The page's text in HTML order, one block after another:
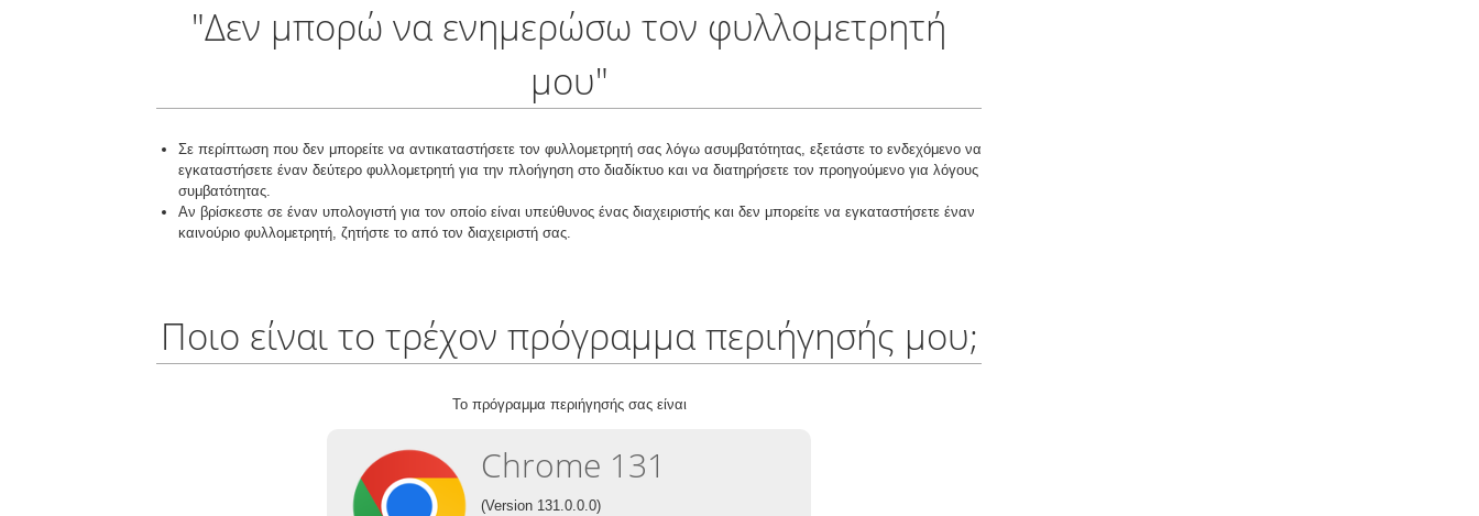
"Δεν μπορώ να ενημερώσω τον φυλλομετρητή
μου"
Σε περίπτωση που δεν μπορείτε να αντικαταστήσετε τον φυλλομετρητή σας λόγω ασυμβατότητας, εξετάστε το ενδεχόμενο να
εγκαταστήσετε έναν δεύτερο φυλλομετρητή για την πλοήγηση στο διαδίκτυο και να διατηρήσετε τον προηγούμενο για λόγους
συμβατότητας.
Αν βρίσκεστε σε έναν υπολογιστή για τον οποίο είναι υπεύθυνος ένας διαχειριστής και δεν μπορείτε να εγκαταστήσετε έναν
καινούριο φυλλομετρητή, ζητήστε το από τον διαχειριστή σας.
Ποιο είναι το τρέχον πρόγραμμα περιήγησής μου;
Το πρόγραμμα περιήγησής σας είναι
Chrome 131
(Version 131.0.0.0)